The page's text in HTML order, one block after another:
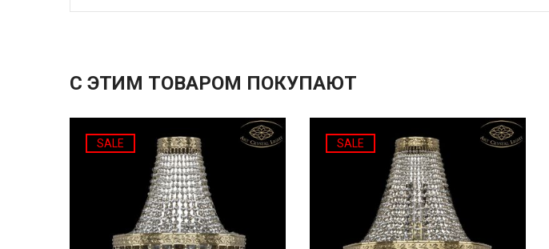
С ЭТИМ ТОВАРОМ ПОКУПАЮТ
SALE SALE